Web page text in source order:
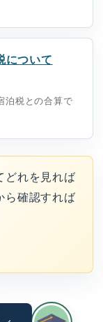
について
泊税との合算で
どれを見れば
ら確認すれば